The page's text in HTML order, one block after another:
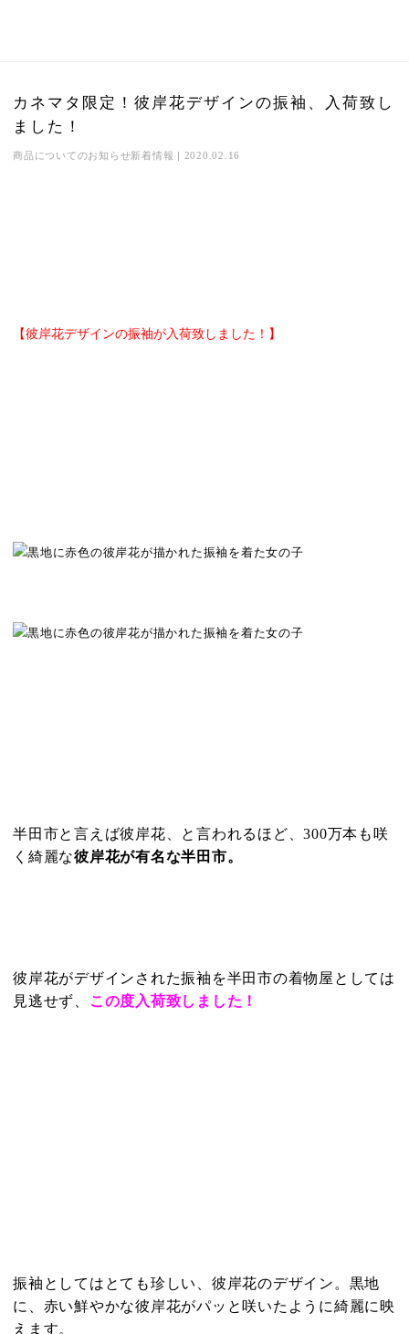
カネマタ限定！彼岸花デザインの振袖、入荷致し
ました！
商品についてのお知らせ新着情報 | 2020.02.16
【彼岸花デザインの振袖が入荷致しました！】
半田市と言えば彼岸花、と言われるほど、300万本も咲
く綺麗な彼岸花が有名な半田市。
彼岸花がデザインされた振袖を半田市の着物屋としては
見逃せず、 この度入荷致しました！
振袖としてはとても珍しい、彼岸花のデザイン。黒地
に、赤い鮮やかな彼岸花がパッと咲いたように綺麗に映
えます。